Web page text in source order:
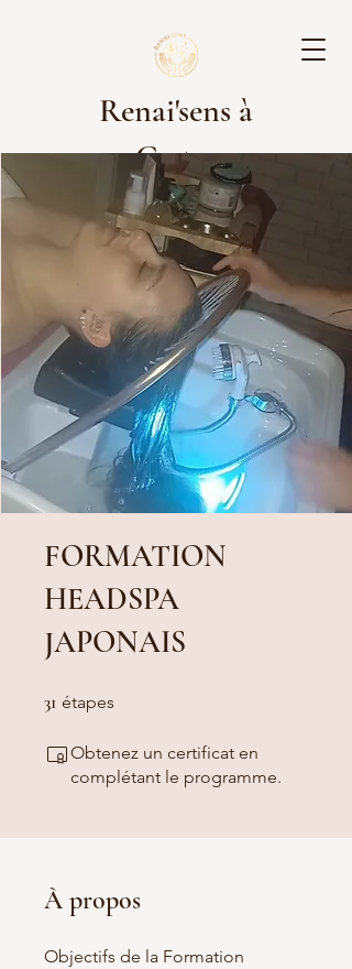
Renai'sens à
Cestas
Les rdv pour les prestations sont à
effectuer sur Planity. Cliquez sur le
lien ci-dessous pour réserver :
[Réservez ici]
https://www.planity.com/renaisens-
nails-by-lyse-33610-cestas
Nous avons hâte de vous accueillir !
FORMATION
HEADSPA
JAPONAIS
31 étapes
Obtenez un certificat en
complétant le programme.
À propos
Objectifs de la Formation